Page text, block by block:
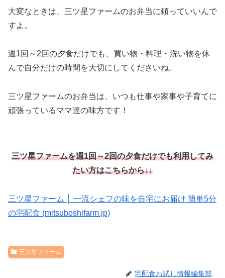
大変なときは、三ツ星ファームのお弁当に頼っていいんで
すよ。
週1回～2回の夕食だけでも、買い物・料理・洗い物を休
んで自分だけの時間を大切にしてくださいね。
三ツ星ファームのお弁当は、いつも仕事や家事や子育てに
頑張っているママ達の味方です！
三ツ星ファームを週1回～2回の夕食だけでも利用してみ
たい方はこちらから↓↓
三ツ星ファーム │ 一流シェフの味を自宅にお届け 簡単5分
の宅配食 (mitsuboshifarm.jp)
三ツ星ファーム
宅配食お試し情報編集部